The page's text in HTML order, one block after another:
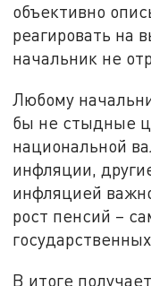
объективно
реагировать на
начальник не
Любому
бы не стыдные
национальной
инфляции,
инфляцией
рост пенсий –
В итоге